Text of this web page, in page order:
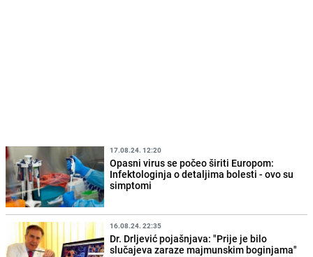
17.08.24. 12:20
Opasni virus se počeo širiti Europom:
Infektologinja o detaljima bolesti - ovo su
simptomi
16.08.24. 22:35
Dr. Drljević pojašnjava: "Prije je bilo
slučajeva zaraze majmunskim boginjama"